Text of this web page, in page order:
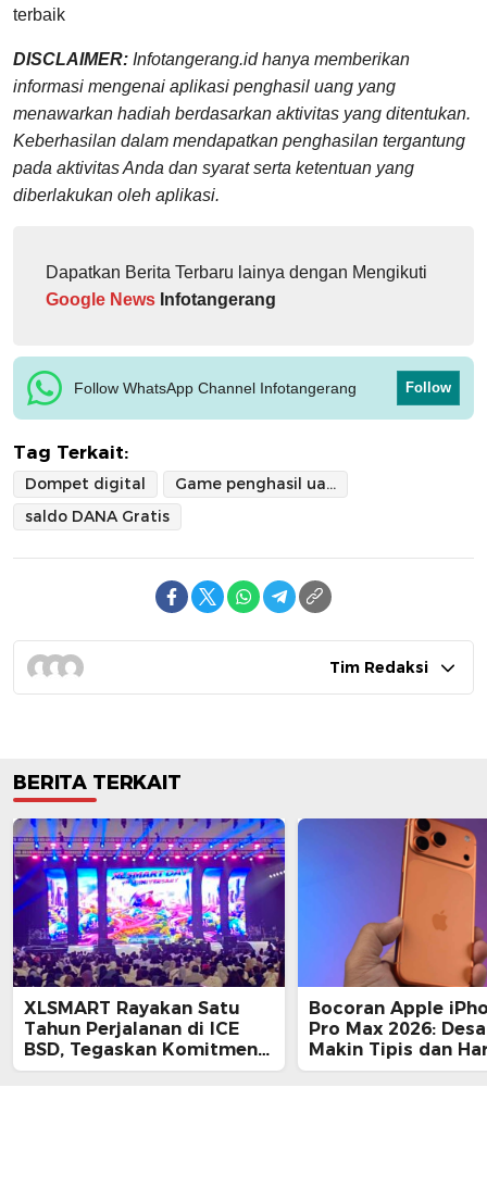
terbaik
DISCLAIMER: Infotangerang.id hanya memberikan
informasi mengenai aplikasi penghasil uang yang
menawarkan hadiah berdasarkan aktivitas yang ditentukan.
Keberhasilan dalam mendapatkan penghasilan tergantung
pada aktivitas Anda dan syarat serta ketentuan yang
diberlakukan oleh aplikasi.
Dapatkan Berita Terbaru lainya dengan Mengikuti
Google News Infotangerang
Follow WhatsApp Channel Infotangerang Follow
Tag Terkait:
Dompet digital
Game penghasil uang
saldo DANA Gratis
Tim Redaksi
BERITA TERKAIT
XLSMART Rayakan Satu
Tahun Perjalanan di ICE
BSD, Tegaskan Komitmen
Perkuat Jaringan dan
Bocoran Apple
Pro Max 2026:
Makin Tipis dan
Tembus Rp25 Juta